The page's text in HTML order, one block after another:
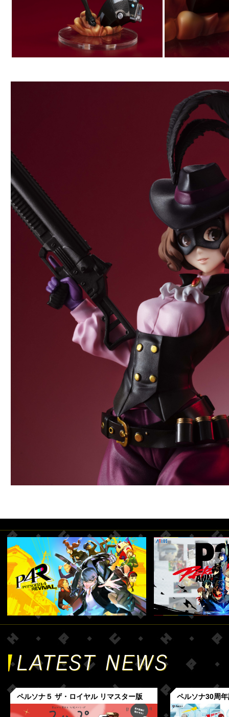
ペルソナ５ ザ・ロイヤル リマスター版 ペルソナ30周